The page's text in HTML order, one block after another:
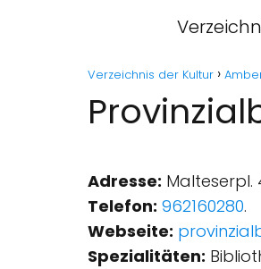
Verzeichnis der Kultur
Adresse: Malteserpl.
Telefon: 962160280.
Webseite:
Spezialitäten: